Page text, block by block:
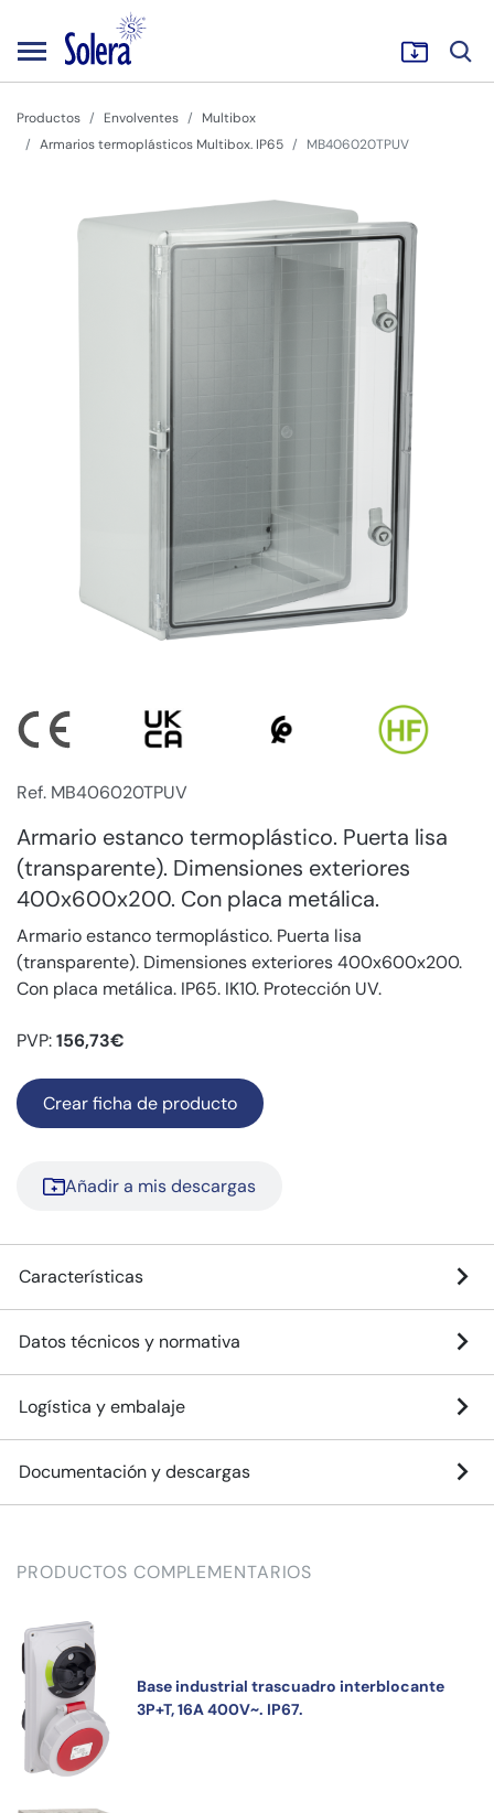
Productos Envolventes
Multibox
Armarios termoplásticos Multibox. IP65
MB406020TPUV
Ref. MB406020TPUV
Armario estanco termoplástico. Puerta lisa
(transparente). Dimensiones exteriores
400x600x200. Con placa metálica.
Armario estanco termoplástico. Puerta lisa
(transparente). Dimensiones exteriores 400x600x200.
Con placa metálica. IP65. IK10. Protección UV.
PVP:156,73€
Crear ficha de producto
Añadir a mis descargas
Características
Datos técnicos y normativa
Logística y embalaje
Documentación y descargas
PRODUCTOS COMPLEMENTARIOS
Base industrial trascuadro interblocante
3P+T, 16A 400V~. IP67.